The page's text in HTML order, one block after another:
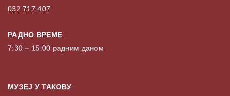
032 717 407
РАДНО ВРЕМЕ
7:30 – 15:00 радним даном
МУЗЕЈ У ТАКОВУ